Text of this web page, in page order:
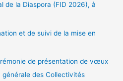
de la Diaspora (FID 2026), à
et de suivi de la mise en
de présentation de vœux
des Collectivités